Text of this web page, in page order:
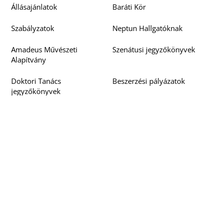
Állásajánlatok Baráti Kör
Szabályzatok Neptun Hallgatóknak
Amadeus Művészeti
Alapítvány
Szenátusi jegyzőkönyvek
Doktori Tanács
jegyzőkönyvek
Beszerzési pályázatok